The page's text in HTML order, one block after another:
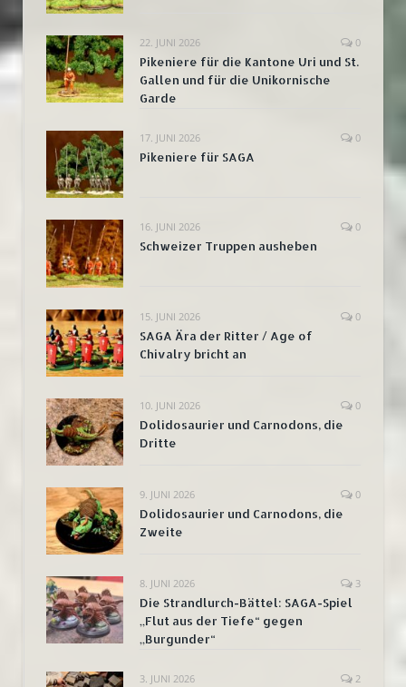
22. JUNI 2026 0
Pikeniere für die Kantone Uri und St.
Gallen und für die Unikornische
Garde
17. JUNI 2026 0
Pikeniere für SAGA
16. JUNI 2026 0
Schweizer Truppen ausheben
15. JUNI 2026 0
SAGA Ära der Ritter / Age of
Chivalry bricht an
10. JUNI 2026 0
Dolidosaurier und Carnodons, die
Dritte
9. JUNI 2026 0
Dolidosaurier und Carnodons, die
Zweite
8. JUNI 2026 3
Die Strandlurch-Bättel: SAGA-Spiel
„Flut aus der Tiefe“ gegen
„Burgunder“
3. JUNI 2026 2